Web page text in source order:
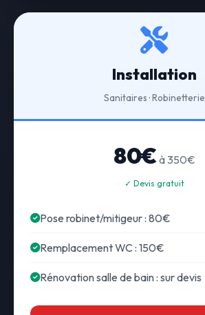
Installation
Sanitaires · Robinetterie
80€ à 350€
✓ Devis gratuit
Pose robinet/mitigeur : 80€
Remplacement WC : 150€
Rénovation salle de bain : sur devis